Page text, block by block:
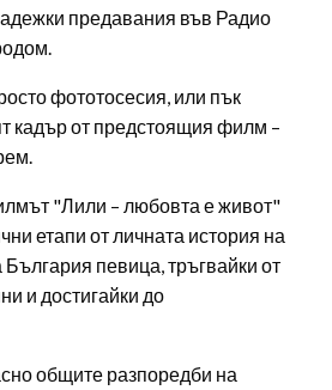
предавания във Радио
фототосесия, или пък
кадър от предстоящия филм –
"Лили – любовта е живот"
етапи от личната история на
певица, тръгвайки от
и достигайки до
общите разпоредби на